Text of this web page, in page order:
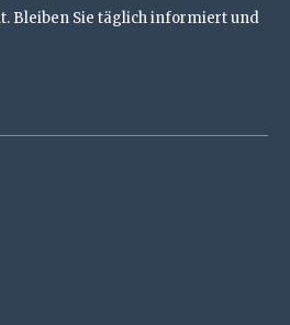
Bleiben Sie täglich informiert und